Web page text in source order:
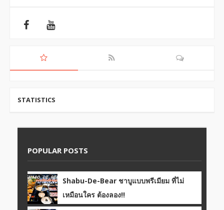
STATISTICS
POPULAR POSTS
Shabu-De-Bear ชาบูแบบพรีเมียม ที่ไม่
เหมือนใคร ต้องลอง!!